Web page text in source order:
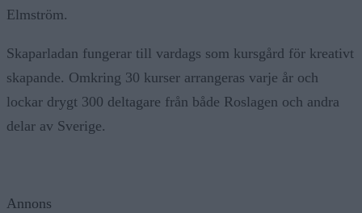
Elmström.
Skaparladan fungerar till vardags som kursgård för kreativt
skapande. Omkring 30 kurser arrangeras varje år och
lockar drygt 300 deltagare från både Roslagen och andra
delar av Sverige.
Annons